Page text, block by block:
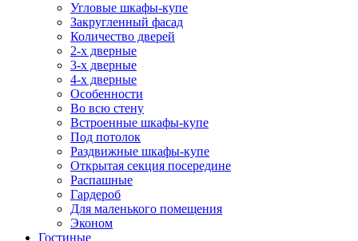
Угловые шкафы-купе
Закругленный фасад
Количество дверей
2-х дверные
3-х дверные
4-х дверные
Особенности
Во всю стену
Встроенные шкафы-купе
Под потолок
Раздвижные шкафы-купе
Открытая секция посередине
Распашные
Гардероб
Для маленького помещения
Эконом
Гостиные